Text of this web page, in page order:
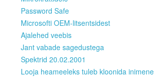
Password Safe
Microsofti OEM-litsentsidest
Ajalehed veebis
Jant vabade sagedustega
Spektrid 20.02.2001
Looja heameeleks tuleb kloonida inimene